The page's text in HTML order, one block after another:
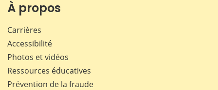
À propos
Carrières
Accessibilité
Photos et vidéos
Ressources éducatives
Prévention de la fraude